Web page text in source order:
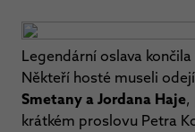
Legendární oslava
Někteří hosté museli
Smetany a Jordana Haje,
krátkém proslovu Petra